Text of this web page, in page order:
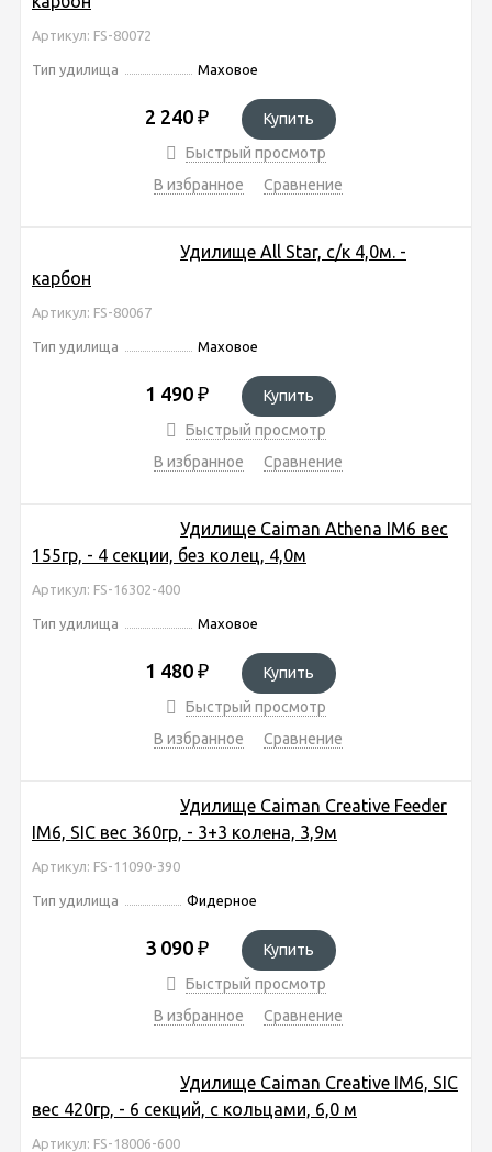
Артикул: FS-80072
Тип удилища Маховое
2 240 ₽
Купить
Быстрый просмотр
В избранное
Сравнение
Удилище All Star, с/к 4,0м. -
карбон
Артикул: FS-80067
Тип удилища Маховое
1 490 ₽
Купить
Быстрый просмотр
В избранное
Сравнение
Удилище Caiman Athena IM6 вес
155гр, - 4 секции, без колец, 4,0м
Артикул: FS-16302-400
Тип удилища Маховое
1 480 ₽
Купить
Быстрый просмотр
В избранное
Сравнение
Удилище Caiman Creative Feeder
IM6, SIС вес 360гр, - 3+3 колена, 3,9м
Артикул: FS-11090-390
Тип удилища Фидерное
3 090 ₽
Купить
Быстрый просмотр
В избранное
Сравнение
Удилище Caiman Creative IM6, SIC
вес 420гр, - 6 секций, с кольцами, 6,0 м
Артикул: FS-18006-600